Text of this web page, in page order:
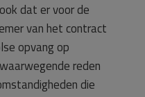
dat er voor de
van het contract
opvang op
reden
die